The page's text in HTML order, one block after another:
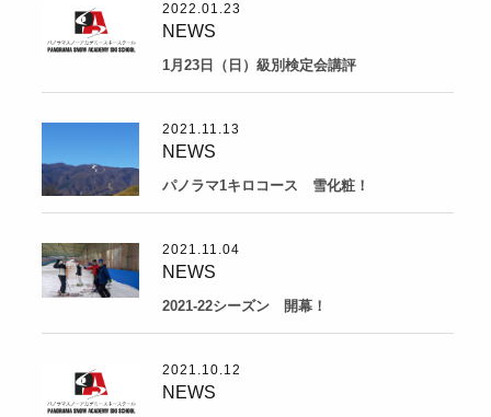
2022.01.23
NEWS
1月23日（日）級別検定会講評
2021.11.13
NEWS
パノラマ1キロコース 雪化粧！
2021.11.04
NEWS
2021-22シーズン 開幕！
2021.10.12
NEWS